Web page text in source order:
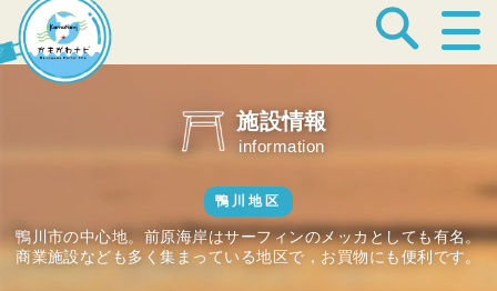
宿泊・温泉
見どころ
施設情報
information
鴨川地区
鴨川市の中心地。前原海岸はサーフィンのメッカとしても有名。
商業施設なども多く集まっている地区で，お買物にも便利です。